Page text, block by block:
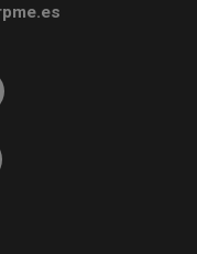
ventana nueva)
(abre en ventana nueva)
YouTube (abre en
nueva)
(abre en ventana nueva)
Blog (abre en ventana
en ventana nueva)